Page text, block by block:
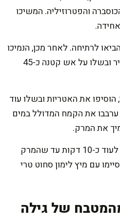
והפטרוזיליה. המשיכו
לרתיחה. לאחר מכן, הנמיכו
את הלהבה, כסו את הסיר ובשלו על אש קטנה כ-45
את האטריות ובשלו עוד
ערבבו את הקמח המדולל במים
את המרק.
המשיכו לערבב ולבשל לעוד כ-10 דקות עד שהמרק
עם מיץ לימון סחוט טרי
של גילה